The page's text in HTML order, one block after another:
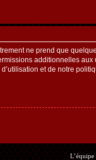
ne prend que
additionnelles
et de notre